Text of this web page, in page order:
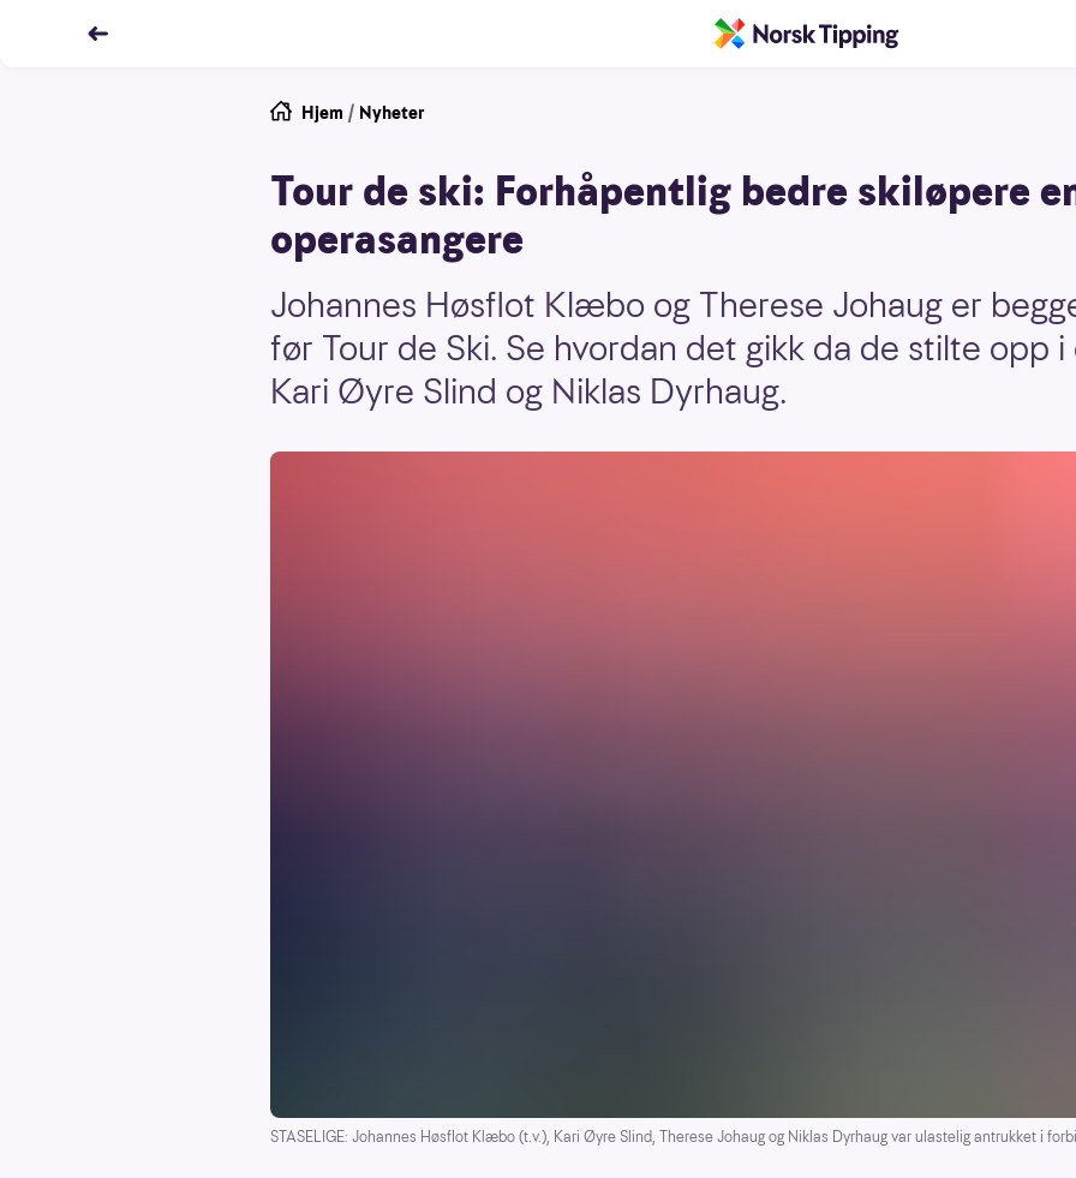
Hjem / Nyheter
Tour de ski: Forhåpentlig bedre skiløpere
operasangere
Johannes Høsflot Klæbo og Therese Johaug er
før Tour de Ski. Se hvordan det gikk da de stilte opp
Kari Øyre Slind og Niklas Dyrhaug.
STASELIGE: Johannes Høsflot Klæbo (t.v.), Kari Øyre Slind, Therese Johaug og Niklas Dyrhaug var ulastelig antrukket i